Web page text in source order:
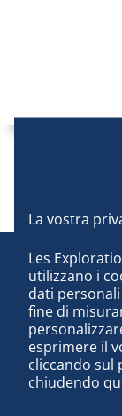
Les
utilizzano i
dati
fine di
esprimere il
cliccando sul
chiudendo
senza